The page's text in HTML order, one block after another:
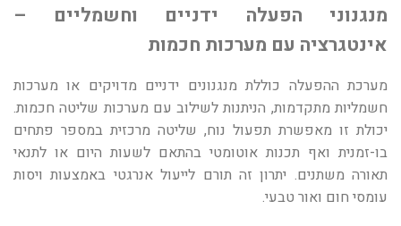
מנגנוני הפעלה ידניים וחשמליים –
אינטגרציה עם מערכות חכמות
מערכת ההפעלה כוללת מנגנונים ידניים מדויקים או מערכות
חשמליות מתקדמות, הניתנות לשילוב עם מערכות שליטה חכמות.
יכולת זו מאפשרת תפעול נוח, שליטה מרכזית במספר פתחים
בו-זמנית ואף תכנות אוטומטי בהתאם לשעות היום או לתנאי
תאורה משתנים. יתרון זה תורם לייעול אנרגטי באמצעות ויסות
עומסי חום ואור טבעי.